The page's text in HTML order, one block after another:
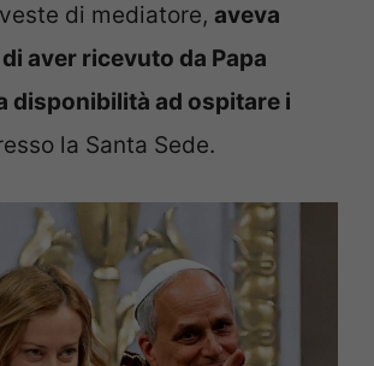
di mediatore, aveva
aver ricevuto da Papa
disponibilità ad ospitare i
la Santa Sede.